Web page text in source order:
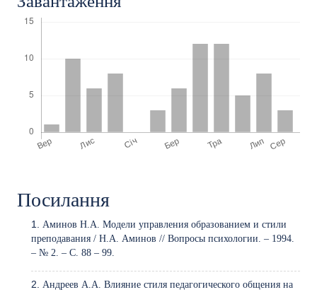
Посилання
Аминов Н.А. Модели управления образованием и стили
преподавания / Н.А. Аминов // Вопросы психологии. – 1994.
– № 2. – С. 88 – 99.
Андреев А.А. Влияние стиля педагогического общения на